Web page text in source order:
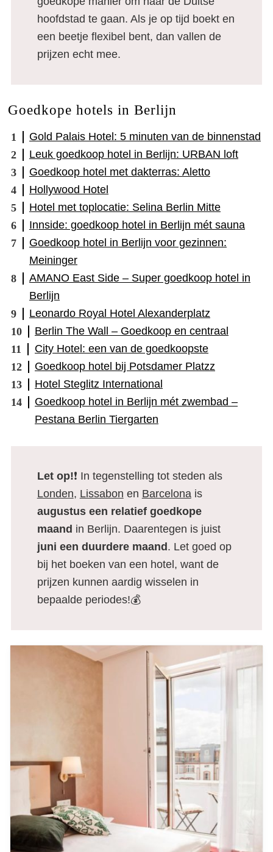
hoofdstad te gaan. Als je op tijd boekt en
een beetje flexibel bent, dan vallen de
prijzen echt mee.
Goedkope hotels in Berlijn
Gold Palais Hotel: 5 minuten van de binnenstad
Leuk goedkoop hotel in Berlijn: URBAN loft
Goedkoop hotel met dakterras: Aletto
Hollywood Hotel
Hotel met toplocatie: Selina Berlin Mitte
Innside: goedkoop hotel in Berlijn mét sauna
Goedkoop hotel in Berlijn voor gezinnen:
Meininger
AMANO East Side – Super goedkoop hotel in
Berlijn
Leonardo Royal Hotel Alexanderplatz
Berlin The Wall – Goedkoop en centraal
City Hotel: een van de goedkoopste
Goedkoop hotel bij Potsdamer Platzz
Hotel Steglitz International
Goedkoop hotel in Berlijn mét zwembad –
Pestana Berlin Tiergarten
Let op!❗ In tegenstelling tot steden als
Londen, Lissabon en Barcelonais
augustus een relatief goedkope
maand in Berlijn. Daarentegen is juist
juni een duurdere maand . Let goed op
bij het boeken van een hotel, want de
prijzen kunnen aardig wisselen in
bepaalde periodes!💰